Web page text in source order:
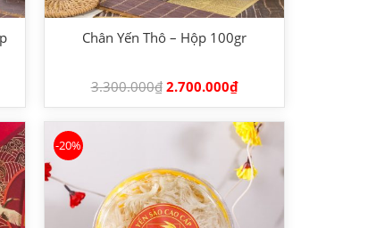
Chân Yến Thô – Hộp 100gr
3.300.000₫ 2.700.000₫
-20%